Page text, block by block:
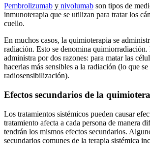
Pembrolizumab y nivolumab son tipos de
inmunoterapia que se utilizan para tratar los
cuello.
En muchos casos, la quimioterapia se
radiación. Esto se denomina
administra por dos razones: para matar las
hacerlas más sensibles a la radiación (lo que
radiosensibilización).
Efectos secundarios de la
Los tratamientos sistémicos pueden causar
tratamiento afecta a cada persona de manera
tendrán los mismos efectos secundarios.
secundarios comunes de la terapia sistémica